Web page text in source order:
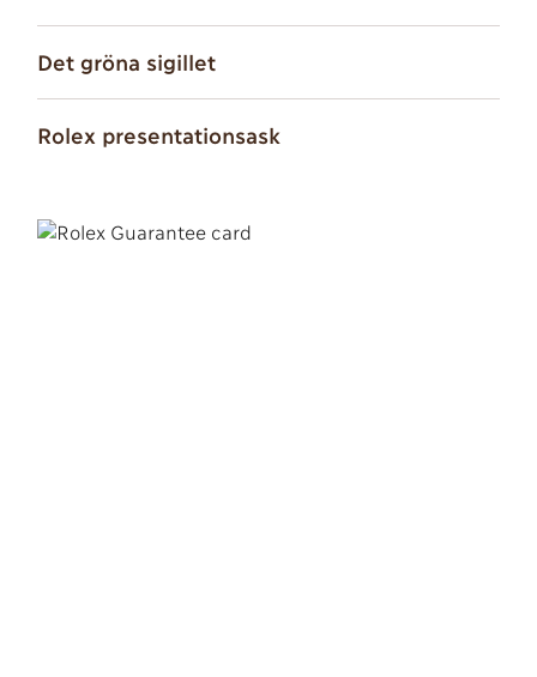
Det gröna sigillet
Rolex presentationsask